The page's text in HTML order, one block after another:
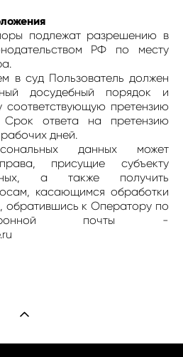
подлежат разрешению в
РФ по месту
в суд Пользователь должен
досудебный порядок и
соответствующую претензию
ответа на претензию
рабочих дней.
данных может
присущие субъекту
а также получить
касающимся обработки
обратившись к Оператору по
почты -